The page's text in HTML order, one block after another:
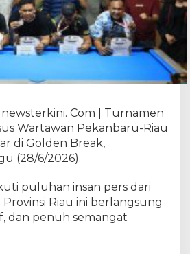
Com | Turnamen
Wartawan Pekanbaru-Riau
di Golden Break,
(28/6/2026).
puluhan insan pers dari
Riau ini berlangsung
dan penuh semangat